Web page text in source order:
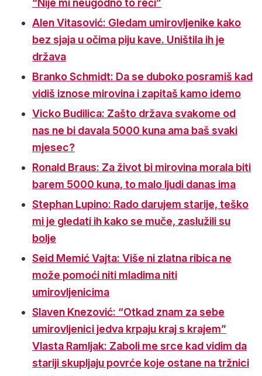
“Nije mi neugodno to reći”
Alen Vitasović: Gledam umirovljenike kako
bez sjaja u očima piju kave. Uništila ih je
država
Branko Schmidt: Da se duboko posramiš kad
vidiš iznose mirovina i zapitaš kamo idemo
Vicko Budilica: Zašto država svakome od
nas ne bi davala 5000 kuna ama baš svaki
mjesec?
Ronald Braus: Za život bi mirovina morala biti
barem 5000 kuna, to malo ljudi danas ima
Stephan Lupino: Rado darujem starije, teško
mi je gledati ih kako se muče, zaslužili su
bolje
Seid Memić Vajta: Više ni zlatna ribica ne
može pomoći niti mladima niti
umirovljenicima
Slaven Knezović: “Otkad znam za sebe
umirovljenici jedva krpaju kraj s krajem”
Vlasta Ramljak: Zaboli me srce kad vidim da
stariji skupljaju povrće koje ostane na tržnici